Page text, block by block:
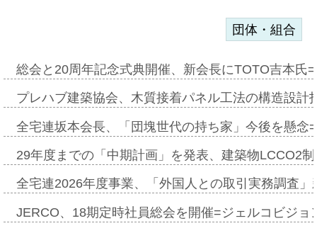
団体・組合
総会と20周年記念式典開催、新会長にTOTO吉本氏
プレハブ建築協会、木質接着パネル工法の構造設
全宅連坂本会長、「団塊世代の持ち家」今後を懸
29年度までの「中期計画」を発表、建築物LCCO2
全宅連2026年度事業、「外国人との取引実務調査
JERCO、18期定時社員総会を開催=ジェルコビジ